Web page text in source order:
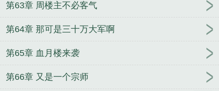
第63章 周楼主不必客气
第64章 那可是三十万大军啊
第65章 血月楼来袭
第66章 又是一个宗师